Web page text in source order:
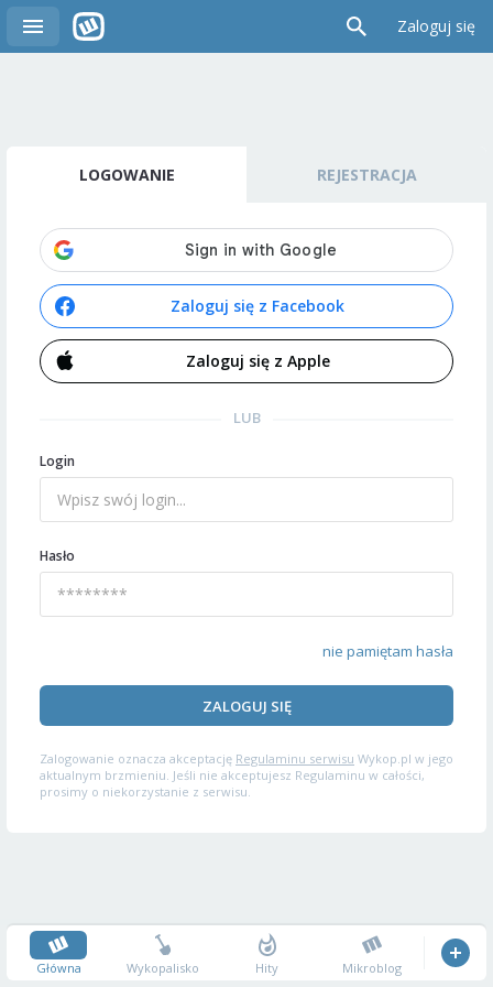
Zaloguj się
LOGOWANIE REJESTRACJA
Zaloguj się z Facebook
Zaloguj się z Apple
LUB
Login
Hasło
nie pamiętam hasła
ZALOGUJ SIĘ
Zalogowanie oznacza akceptację Regulaminu serwisu Wykop.pl w jego
aktualnym brzmieniu. Jeśli nie akceptujesz Regulaminu w całości,
prosimy o niekorzystanie z serwisu.
Główna Wykopalisko Hity Mikroblog